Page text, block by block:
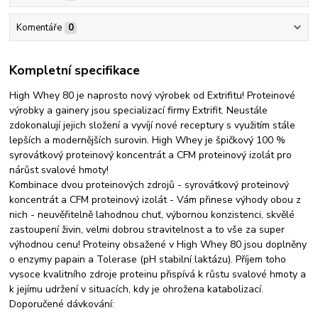
Komentáře 0
Kompletní specifikace
High Whey 80 je naprosto nový výrobek od Extrifitu! Proteinové
výrobky a gainery jsou specializací firmy Extrifit. Neustále
zdokonalují jejich složení a vyvíjí nové receptury s využitím stále
lepších a modernějších surovin. High Whey je špičkový 100 %
syrovátkový proteinový koncentrát a CFM proteinový izolát pro
nárůst svalové hmoty!
Kombinace dvou proteinových zdrojů - syrovátkový proteinový
koncentrát a CFM proteinový izolát - Vám přinese výhody obou z
nich - neuvěřitelně lahodnou chuť, výbornou konzistenci, skvělé
zastoupení živin, velmi dobrou stravitelnost a to vše za super
výhodnou cenu! Proteiny obsažené v High Whey 80 jsou doplněny
o enzymy papain a Tolerase (pH stabilní laktázu). Příjem toho
vysoce kvalitního zdroje proteinu přispívá k růstu svalové hmoty a
k jejímu udržení v situacích, kdy je ohrožena katabolizací.
Doporučené dávkování: